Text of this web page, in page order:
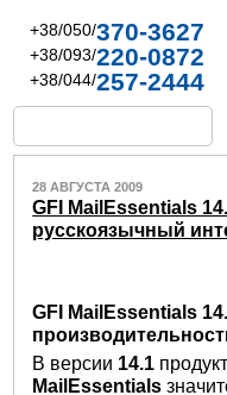
+38/050/370-3627
+38/093/220-0872
+38/044/257-2444
28 АВГУСТА 2009
GFI MailEssentials
русскоязычный
GFI MailEssentials
В версии 14.1
MailEssentials